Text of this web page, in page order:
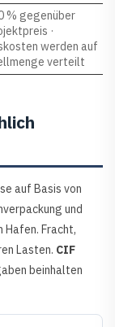
% gegenüber
·
werden auf
verteilt
auf Basis von
und
Hafen. Fracht,
Lasten. CIF
beinhalten